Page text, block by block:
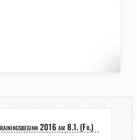
2016 am 8.1. (Fr.)